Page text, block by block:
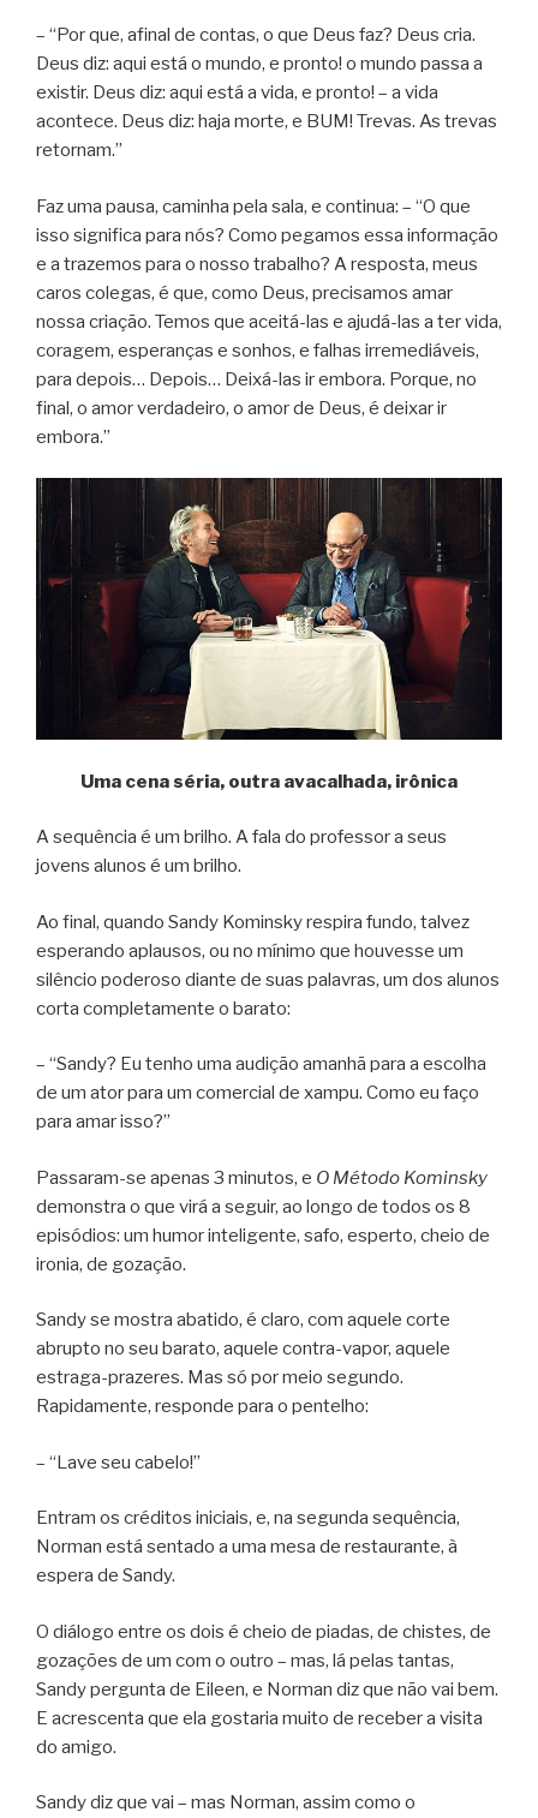
– “Por que, afinal de contas, o que Deus faz? Deus cria.
Deus diz: aqui está o mundo, e pronto! o mundo passa a
existir. Deus diz: aqui está a vida, e pronto! – a vida
acontece. Deus diz: haja morte, e BUM! Trevas. As trevas
retornam.”
Faz uma pausa, caminha pela sala, e continua: – “O que
isso significa para nós? Como pegamos essa informação
e a trazemos para o nosso trabalho? A resposta, meus
caros colegas, é que, como Deus, precisamos amar
nossa criação. Temos que aceitá-las e ajudá-las a ter vida,
coragem, esperanças e sonhos, e falhas irremediáveis,
para depois… Depois… Deixá-las ir embora. Porque, no
final, o amor verdadeiro, o amor de Deus, é deixar ir
embora.”
Uma cena séria, outra avacalhada, irônica
A sequência é um brilho. A fala do professor a seus
jovens alunos é um brilho.
Ao final, quando Sandy Kominsky respira fundo, talvez
esperando aplausos, ou no mínimo que houvesse um
silêncio poderoso diante de suas palavras, um dos alunos
corta completamente o barato:
– “Sandy? Eu tenho uma audição amanhã para a escolha
de um ator para um comercial de xampu. Como eu faço
para amar isso?”
Passaram-se apenas 3 minutos, e O Método Kominsky
demonstra o que virá a seguir, ao longo de todos os 8
episódios: um humor inteligente, safo, esperto, cheio de
ironia, de gozação.
Sandy se mostra abatido, é claro, com aquele corte
abrupto no seu barato, aquele contra-vapor, aquele
estraga-prazeres. Mas só por meio segundo.
Rapidamente, responde para o pentelho:
– “Lave seu cabelo!”
Entram os créditos iniciais, e, na segunda sequência,
Norman está sentado a uma mesa de restaurante, à
espera de Sandy.
O diálogo entre os dois é cheio de piadas, de chistes, de
gozações de um com o outro – mas, lá pelas tantas,
Sandy pergunta de Eileen, e Norman diz que não vai bem.
E acrescenta que ela gostaria muito de receber a visita
do amigo.
Sandy diz que vai – mas Norman, assim como o